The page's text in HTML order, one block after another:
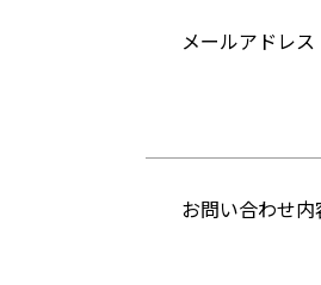
メールアドレス
お問い合わせ内